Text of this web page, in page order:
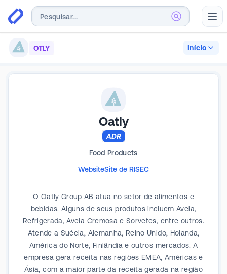
OTLY Início
Oatly
ADR
Food Products
WebsiteSite de RISEC
O Oatly Group AB atua no setor de alimentos e
bebidas. Alguns de seus produtos incluem Aveia,
Refrigerada, Aveia Cremosa e Sorvetes, entre outros.
Atende a Suécia, Alemanha, Reino Unido, Holanda,
América do Norte, Finlândia e outros mercados. A
empresa gera receita nas regiões EMEA, Américas e
Ásia, com a maior parte da receita gerada na região